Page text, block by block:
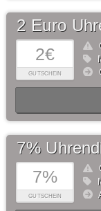
2€
GUTSCHEIN
2 Euro
7%
GUTSCHEIN
7%